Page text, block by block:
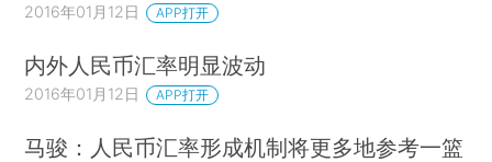
2016年01月12日 APP打开
内外人民币汇率明显波动
2016年01月12日 APP打开
马骏：人民币汇率形成机制将更多地参考一篮